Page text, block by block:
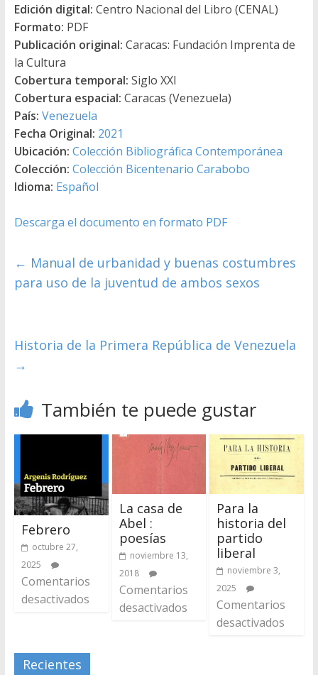
Edición digital: Centro Nacional del Libro (CENAL)
Formato: PDF
Publicación original: Caracas: Fundación Imprenta de
la Cultura
Cobertura temporal: Siglo XXI
Cobertura espacial: Caracas (Venezuela)
País: Venezuela
Fecha Original: 2021
Ubicación: Colección Bibliográfica Contemporánea
Colección: Colección Bicentenario Carabobo
Idioma: Español
Descarga el documento en formato PDF
← Manual de urbanidad y buenas costumbres
para uso de la juventud de ambos sexos
Historia de la Primera República de Venezuela
→
También te puede gustar
Febrero
octubre 27,
2025
Comentarios
desactivados
La casa de
Abel :
poesías
noviembre 13,
2018
Comentarios
desactivados
Para la
historia del
partido
liberal
noviembre 3,
2025
Comentarios
desactivados
Recientes